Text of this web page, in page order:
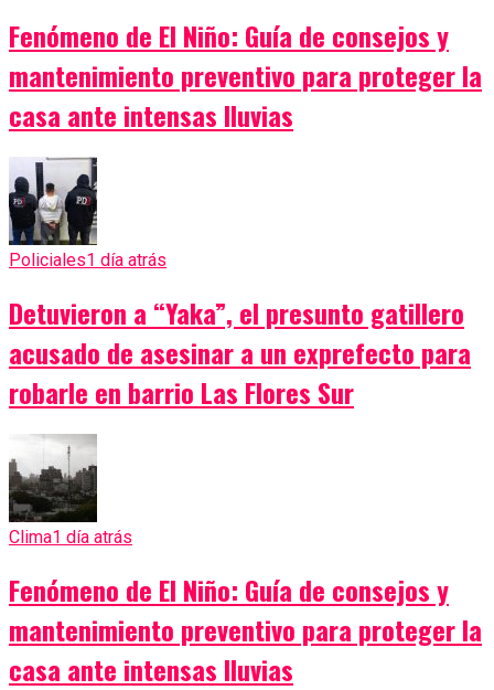
Fenómeno de El Niño: Guía de consejos y
mantenimiento preventivo para proteger la
casa ante intensas lluvias
Policiales1 día atrás
Detuvieron a “Yaka”, el presunto gatillero
acusado de asesinar a un exprefecto para
robarle en barrio Las Flores Sur
Clima1 día atrás
Fenómeno de El Niño: Guía de consejos y
mantenimiento preventivo para proteger la
casa ante intensas lluvias